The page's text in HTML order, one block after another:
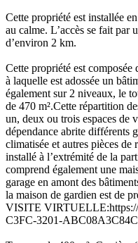
Cette propriété est installée
au calme. L’accès se fait par
d’environ 2 km.
Cette propriété est
à laquelle est adossée un
également sur 2 niveaux, le
de 470 m².Cette répartition
un, deux ou trois espaces de
dépendance abrite différents
climatisée et autres pièces
installé à l’extrémité de la
comprend également une
garage en amont des
la maison de gardien est de
VISITE
C3FC-3201-